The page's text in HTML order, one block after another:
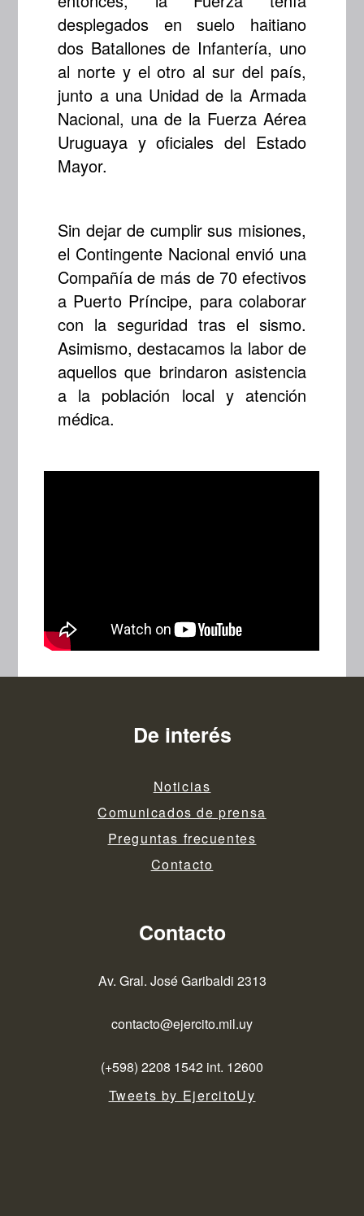
desplegados en suelo haitiano
dos Batallones de Infantería, uno
al norte y el otro al sur del país,
junto a una Unidad de la Armada
Nacional, una de la Fuerza Aérea
Uruguaya y oficiales del Estado
Mayor.
Sin dejar de cumplir sus misiones,
el Contingente Nacional envió una
Compañía de más de 70 efectivos
a Puerto Príncipe, para colaborar
con la seguridad tras el sismo.
Asimismo, destacamos la labor de
aquellos que brindaron asistencia
a la población local y atención
médica.
De interés
Noticias
Comunicados de prensa
Preguntas frecuentes
Contacto
Contacto
Av. Gral. José Garibaldi 2313
contacto@ejercito.mil.uy
(+598) 2208 1542 int. 12600
Tweets by EjercitoUy